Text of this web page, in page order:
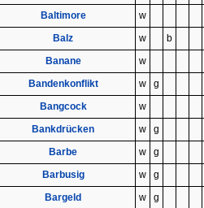
Baltimore
w
Balz
w
b
Banane
w
Bandenkonflikt
w
g
Bangcock
w
Bankdrücken
w
g
Barbe
w
g
Barbusig
w
g
Bargeld
w
g